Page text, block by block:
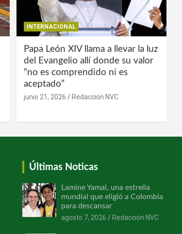
INTERNACIONAL
Papa León XIV llama a llevar la luz
del Evangelio allí donde su valor
“no es comprendido ni es
aceptado”
junio 21, 2026 Redacción NVC
Últimas Noticas
Lamine Yamal, una estrella
mundial que eligió a Colombia
para descansar
agosto 7, 2026
Redacción NVC